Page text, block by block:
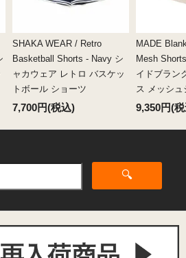
SHAKA WEAR / Retro
Basketball Shorts - Navy シ
ャカウェア レトロ バスケッ
トボール ショーツ
7,700円(税込)
MADE
Mesh
イドブラン
ス メッシ
9,350円(
🔍